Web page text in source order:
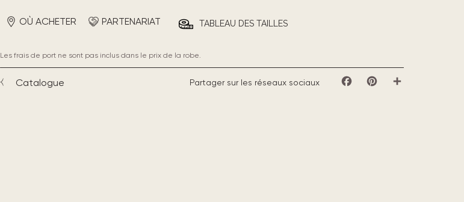
OÙ ACHETER PARTENARIAT TABLEAU DES TAILLES
Les frais de port ne sont pas inclus dans le prix de la robe.
Catalogue Partager sur les réseaux sociaux